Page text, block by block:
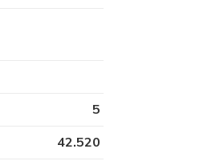
5
42.520